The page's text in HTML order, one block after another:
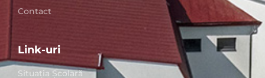
Contact
Link-uri
Situaţia Școlară